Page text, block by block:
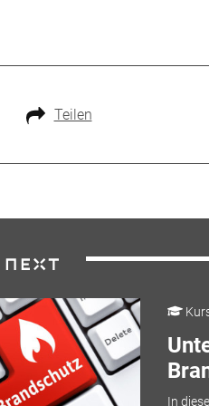
Teilen
In